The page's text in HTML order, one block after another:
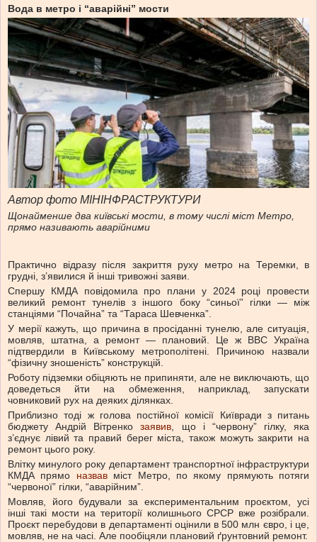
Вода в метро і “аварійні” мости
Автор фото МІНІНФРАСТРУКТУРИ
Щонайменше два київські мости, в тому числі міст Метро,
прямо називають аварійними
Практично відразу після закриття руху метро на Теремки, в
грудні, з’явилися й інші тривожні заяви.
Спершу КМДА повідомила про плани у 2024 році провести
великий ремонт тунелів з іншого боку “синьої” гілки — між
станціями “Почайна” та “Тараса Шевченка”.
У мерії кажуть, що причина в просіданні тунелю, але ситуація,
мовляв, штатна, а ремонт — плановий. Це ж ВВС Україна
підтвердили в Київському метрополітені. Причиною назвали
“фізичну зношеність” конструкцій.
Роботу підземки обіцяють не припиняти, але не виключають, що
доведеться йти на обмеження, наприклад, запускати
човниковий рух на деяких ділянках.
Приблизно тоді ж голова постійної комісії Київради з питань
бюджету Андрій Вітренкозаявив , що і “червону” гілку, яка
з’єднує лівий та правий берег міста, також можуть закрити на
ремонт цього року.
Влітку минулого року департамент транспортної інфраструктури
КМДА прямо назвав міст Метро, по якому прямують потяги
“червоної” гілки, “аварійним”.
Мовляв, його будували за експериментальним проєктом, усі
інші такі мости на території колишнього СРСР вже розібрали.
Проєкт перебудови в департаменті оцінили в 500 млн євро, і це,
мовляв, не на часі. Але пообіцяли плановий ґрунтовний ремонт.